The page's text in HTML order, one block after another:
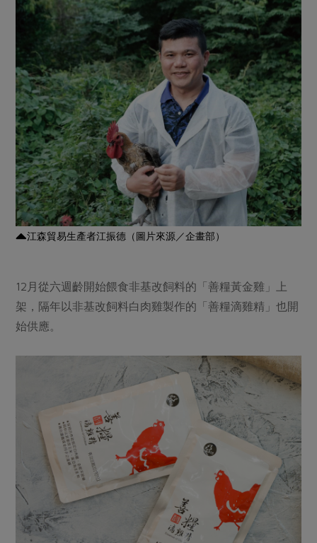
江森貿易生產者江振德（圖片來源／企畫部）
12月從六週齡開始餵食非基改飼料的「善糧黃金雞」上
架，隔年以非基改飼料白肉雞製作的「善糧滴雞精」也開
始供應。